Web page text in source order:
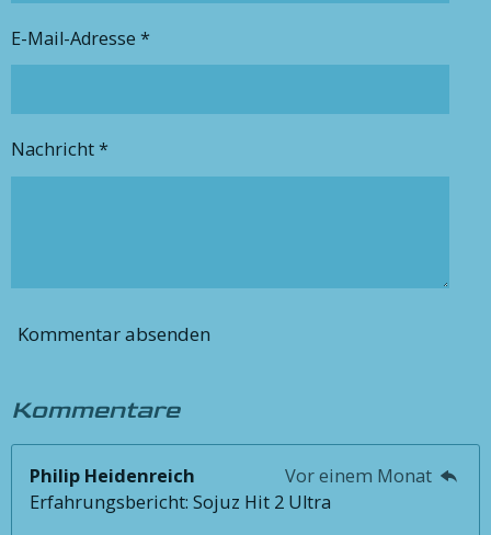
E-Mail-Adresse *
Nachricht *
Kommentar absenden
Kommentare
Philip Heidenreich
Vor einem Monat
Erfahrungsbericht: Sojuz Hit 2 Ultra